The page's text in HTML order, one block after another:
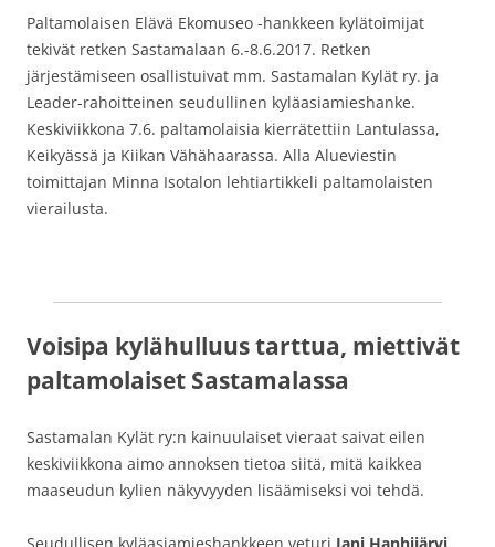
Paltamolaisen Elävä Ekomuseo -hankkeen kylätoimijat
tekivät retken Sastamalaan 6.-8.6.2017. Retken
järjestämiseen osallistuivat mm. Sastamalan Kylät ry. ja
Leader-rahoitteinen seudullinen kyläasiamieshanke.
Keskiviikkona 7.6. paltamolaisia kierrätettiin Lantulassa,
Keikyässä ja Kiikan Vähähaarassa. Alla Alueviestin
toimittajan Minna Isotalon lehtiartikkeli paltamolaisten
vierailusta.
Voisipa kylähulluus tarttua, miettivät
paltamolaiset Sastamalassa
Sastamalan Kylät ry:n kainuulaiset vieraat saivat eilen
keskiviikkona aimo annoksen tietoa siitä, mitä kaikkea
maaseudun kylien näkyvyyden lisäämiseksi voi tehdä.